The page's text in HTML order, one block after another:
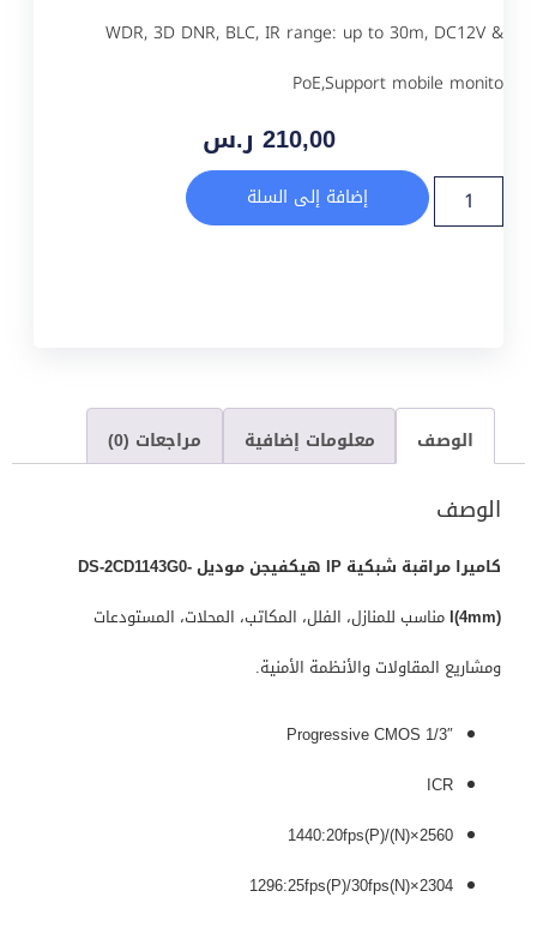
WDR, 3D DNR, BLC, IR range: up to 30m, DC12V &
PoE,Support mobile monito
210,00 ر.س
إضافة إلى السلة
الوصف معلومات إضافية مراجعات (0)
الوصف
كاميرا مراقبة شبكية IP هيكفيجن موديل DS-2CD1143G0-
I(4mm)مناسب للمنازل، الفلل، المكاتب، المحلات، المستودعات
ومشاريع المقاولات والأنظمة الأمنية.
1/3″ Progressive CMOS
ICR
2560×1440:20fps(P)/(N)
2304×1296:25fps(P)/30fps(N)